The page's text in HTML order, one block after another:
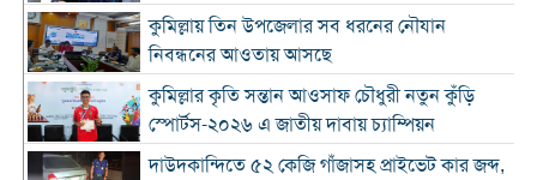
কুমিল্লায় তিন উপজেলার সব ধরনের নৌযান
নিবন্ধনের আওতায় আসছে
কুমিল্লার কৃতি সন্তান আওসাফ চৌধুরী নতুন কুঁড়ি
স্পোর্টস-২০২৬ এ জাতীয় দাবায় চ্যাম্পিয়ন
দাউদকান্দিতে ৫২ কেজি গাঁজাসহ প্রাইভেট কার জব্দ,